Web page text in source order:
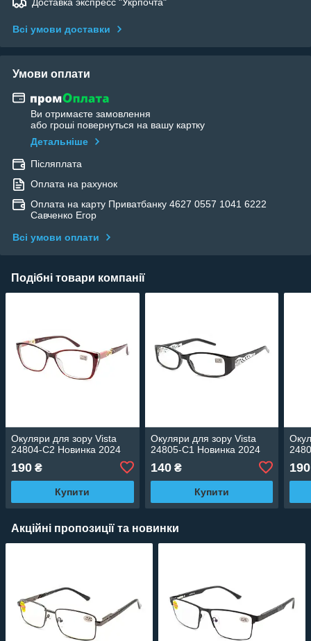
Всі умови доставки
Умови оплати
Ви отримаєте замовлення
або гроші повернуться на вашу картку
Детальніше
Післяплата
Оплата на рахунок
Оплата на карту Приватбанку 4627 0557 1041 6222
Савченко Егор
Всі умови оплати
Подібні товари компанії
Окуляри для зору Vista
24804-C2 Новинка 2024
190 ₴
Купити
Окуляри для зору Vista
24805-C1 Новинка 2024
140₴
Купити
190
Акційні пропозиції та новинки